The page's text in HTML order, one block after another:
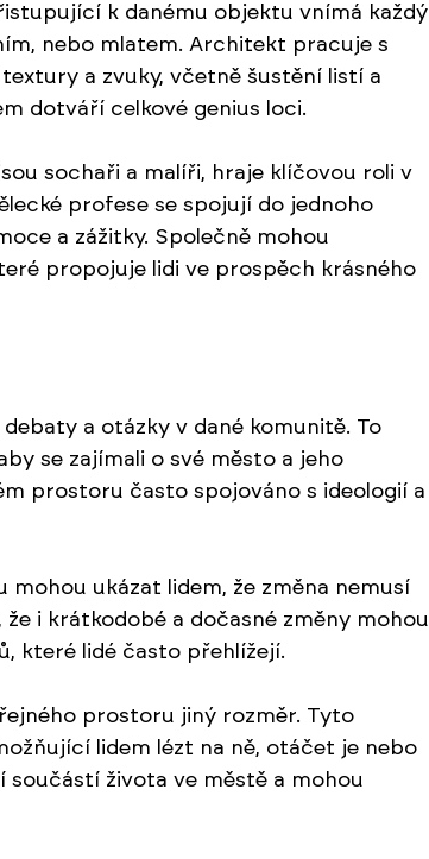
k danému objektu vnímá každý
nebo mlatem. Architekt pracuje s
a zvuky, včetně šustění listí a
dotváří celkové genius loci.
sochaři a malíři, hraje klíčovou roli v
profese se spojují do jednoho
a zážitky. Společně mohou
propojuje lidi ve prospěch krásného
a otázky v dané komunitě. To
se zajímali o své město a jeho
prostoru často spojováno s ideologií a
ukázat lidem, že změna nemusí
i krátkodobé a dočasné změny mohou
které lidé často přehlížejí.
prostoru jiný rozměr. Tyto
lidem lézt na ně, otáčet je nebo
života ve městě a mohou